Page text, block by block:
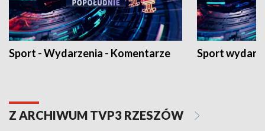
Sport - Wydarzenia - Komentarze Sport
Z ARCHIWUM TVP3 RZESZÓW